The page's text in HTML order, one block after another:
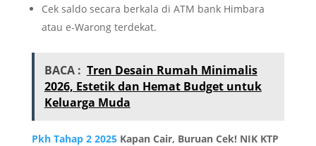
Cek saldo secara berkala di ATM bank Himbara
atau e-Warong terdekat.
BACA : Tren Desain Rumah Minimalis
2026, Estetik dan Hemat Budget untuk
Keluarga Muda
Pkh Tahap 2 2025Kapan Cair, Buruan Cek! NIK KTP